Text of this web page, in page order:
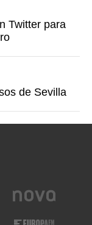
Twitter para
de Sevilla